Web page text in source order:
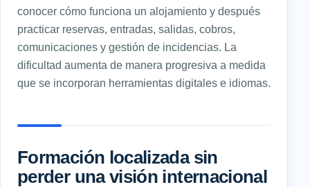
conocer cómo funciona un alojamiento y después
practicar reservas, entradas, salidas, cobros,
comunicaciones y gestión de incidencias. La
dificultad aumenta de manera progresiva a medida
que se incorporan herramientas digitales e idiomas.
Formación localizada sin
perder una visión internacional